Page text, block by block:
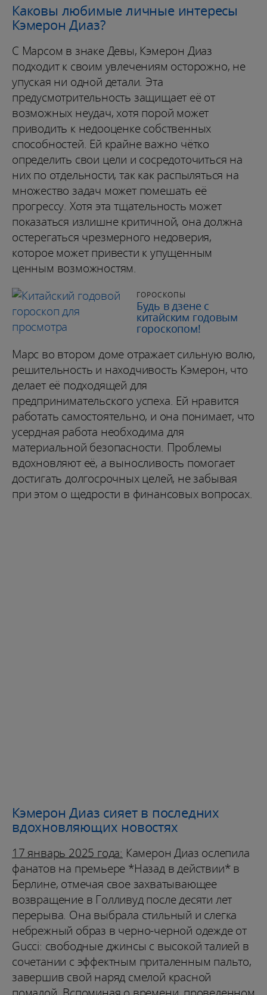
Каковы любимые личные интересы
Кэмерон Диаз?
С Марсом в знаке Девы, Кэмерон Диаз
подходит к своим увлечениям осторожно, не
упуская ни одной детали. Эта
предусмотрительность защищает её от
возможных неудач, хотя порой может
приводить к недооценке собственных
способностей. Ей крайне важно чётко
определить свои цели и сосредоточиться на
них по отдельности, так как распыляться на
множество задач может помешать её
прогрессу. Хотя эта тщательность может
показаться излишне критичной, она должна
остерегаться чрезмерного недоверия,
которое может привести к упущенным
ценным возможностям.
ГОРОСКОПЫ
Будь в дзене с
китайским годовым
гороскопом!
Марс во втором доме отражает сильную волю,
решительность и находчивость Кэмерон, что
делает её подходящей для
предпринимательского успеха. Ей нравится
работать самостоятельно, и она понимает, что
усердная работа необходима для
материальной безопасности. Проблемы
вдохновляют её, а выносливость помогает
достигать долгосрочных целей, не забывая
при этом о щедрости в финансовых вопросах.
Кэмерон Диаз сияет в последних
вдохновляющих новостях
17 январь 2025 года: Камерон Диаз ослепила
фанатов на премьере *Назад в действии* в
Берлине, отмечая свое захватывающее
возвращение в Голливуд после десяти лет
перерыва. Она выбрала стильный и слегка
небрежный образ в черно-черной одежде от
Gucci: свободные джинсы с высокой талией в
сочетании с эффектным приталенным пальто,
завершив свой наряд смелой красной